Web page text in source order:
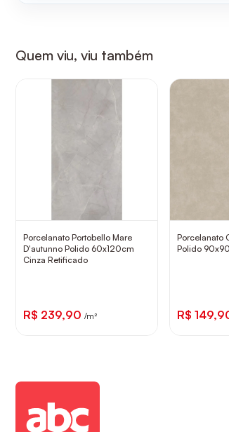
Quem viu, viu também
Porcelanato Portobello Mare
D'autunno Polido 60x120cm
Cinza Retificado
R$ 239,90 /m²
Porcelanato
Polido
R$